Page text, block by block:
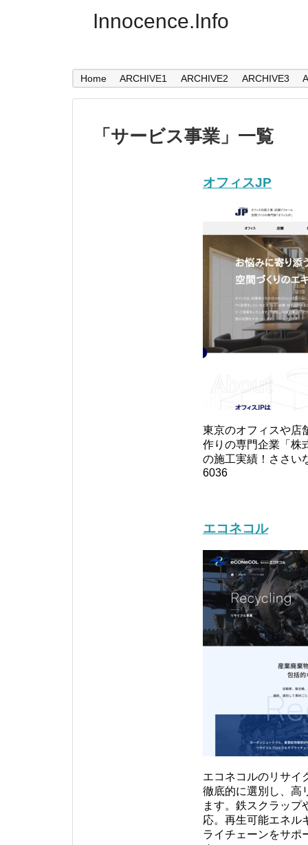
Innocence.Info
Home ARCHIVE1 ARCHIVE2 ARCHIVE3
「 サービス事業 」 一覧
オフィスJP
東京のオフィスや店
作りの専門企業「株
の施工実績！ささい
6036
エコネコル
エコネコルのリサイ
徹底的に選別し、高
ます。鉄スクラップ
応。再生可能エネル
ライチェーンをサポ